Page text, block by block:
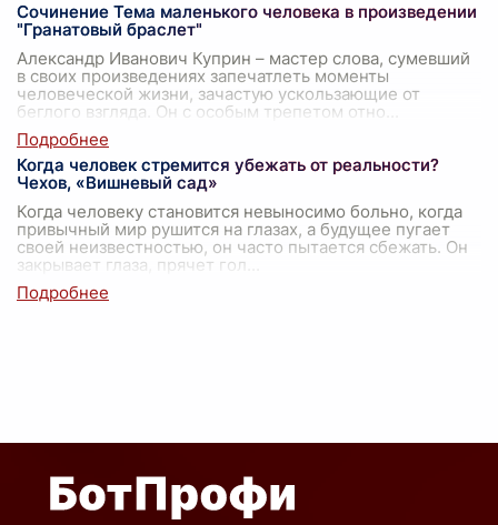
Сочинение Тема маленького человека в произведении
"Гранатовый браслет"
Александр Иванович Куприн – мастер слова, сумевший
в своих произведениях запечатлеть моменты
человеческой жизни, зачастую ускользающие от
беглого взгляда. Он с особым трепетом отно
Когда человек стремится убежать от реальности?
Чехов, «Вишневый сад»
Когда человеку становится невыносимо больно, когда
привычный мир рушится на глазах, а будущее пугает
своей неизвестностью, он часто пытается сбежать. Он
закрывает глаза, прячет гол